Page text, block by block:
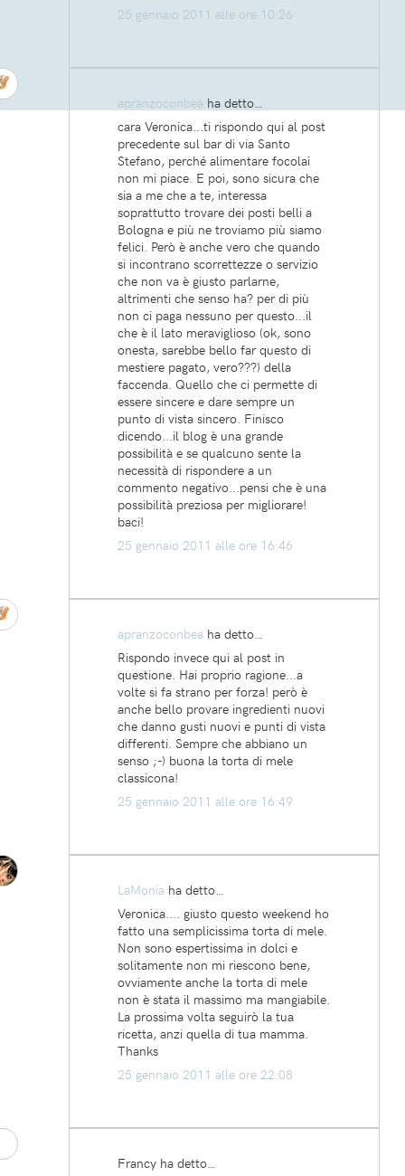
25 gennaio 2011 alle ore 10:26
apranzoconbea ha detto…
cara Veronica...ti rispondo qui al post
precedente sul bar di via Santo
Stefano, perché alimentare focolai
non mi piace. E poi, sono sicura che
sia a me che a te, interessa
soprattutto trovare dei posti belli a
Bologna e più ne troviamo più siamo
felici. Però è anche vero che quando
si incontrano scorrettezze o servizio
che non va è giusto parlarne,
altrimenti che senso ha? per di più
non ci paga nessuno per questo...il
che è il lato meraviglioso (ok, sono
onesta, sarebbe bello far questo di
mestiere pagato, vero???) della
faccenda. Quello che ci permette di
essere sincere e dare sempre un
punto di vista sincero. Finisco
dicendo...il blog è una grande
possibilità e se qualcuno sente la
necessità di rispondere a un
commento negativo...pensi che è una
possibilità preziosa per migliorare!
baci!
25 gennaio 2011 alle ore 16:46
apranzoconbea ha detto…
Rispondo invece qui al post in
questione. Hai proprio ragione...a
volte si fa strano per forza! però è
anche bello provare ingredienti nuovi
che danno gusti nuovi e punti di vista
differenti. Sempre che abbiano un
senso ;-) buona la torta di mele
classicona!
25 gennaio 2011 alle ore 16:49
LaMonia ha detto…
Veronica.... giusto questo weekend ho
fatto una semplicissima torta di mele.
Non sono espertissima in dolci e
solitamente non mi riescono bene,
ovviamente anche la torta di mele
non è stata il massimo ma mangiabile.
La prossima volta seguirò la tua
ricetta, anzi quella di tua mamma.
Thanks
25 gennaio 2011 alle ore 22:08
Francy ha detto…